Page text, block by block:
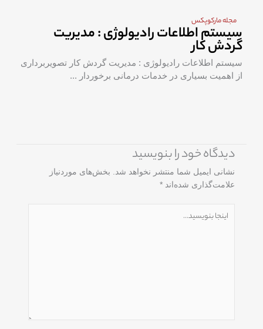
مجله مارکوپکس
سیستم اطلاعات رادیولوژی : مدیریت
گردش کار
سیستم اطلاعات رادیولوژی : مدیریت گردش کار تصویربرداری
از اهمیت بسیاری در خدمات درمانی برخوردار ...
دیدگاه‌ خود را بنویسید
نشانی ایمیل شما منتشر نخواهد شد. بخش‌های موردنیاز
علامت‌گذاری شده‌اند*
بنویسید…